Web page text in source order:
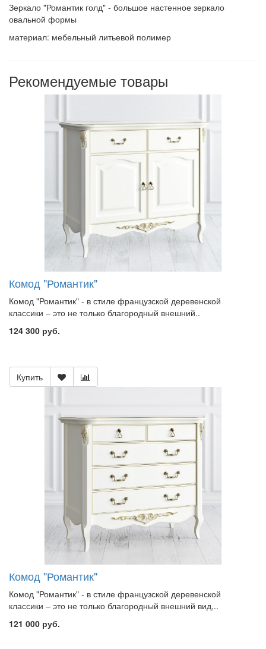
Зеркало "Романтик голд" - большое настенное зеркало
овальной формы
материал: мебельный литьевой полимер
Рекомендуемые товары
Комод "Романтик"
Комод "Романтик" - в стиле французской деревенской
классики – это не только благородный внешний..
124 300 руб.
Купить
Комод "Романтик"
Комод "Романтик" - в стиле французской деревенской
классики – это не только благородный внешний вид,..
121 000 руб.